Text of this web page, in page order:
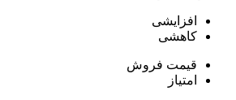
افزایشی
کاهشی
قیمت فروش
امتیاز